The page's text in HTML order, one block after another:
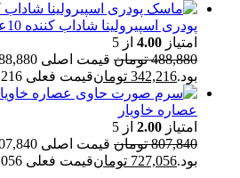
پودری اسپیرولینا شاداب کننده 10عددی
امتیاز 4.00 از 5
488,880 تومان
بود.342,216 تومانقیمت فعلی 342,216 تومان است.
عصاره خاویار
امتیاز 2.00 از 5
807,840 تومان
بود.727,056 تومانقیمت فعلی 727,056 تومان است.